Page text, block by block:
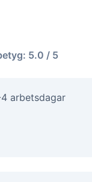
5.0 / 5
arbetsdagar